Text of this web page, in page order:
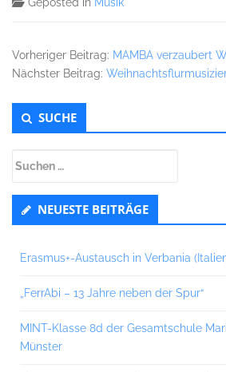
Vorheriger Beitrag: MAMBA verzaubert
Nächster Beitrag:
Untergeordnet
Seitenleiste
SUCHE
NEUESTE BEITRÄGE
Erasmus+-Austausch in Verbania
„FerrAbi – 13 Jahre neben der Spur“
MINT-Klasse 8d der Gesamtschule
Münster